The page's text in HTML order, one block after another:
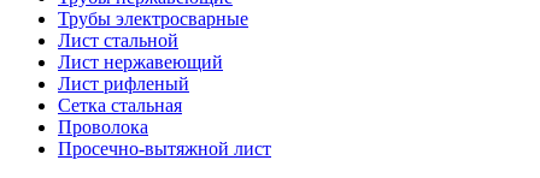
Трубы электросварные
Лист стальной
Лист нержавеющий
Лист рифленый
Сетка стальная
Проволока
Просечно-вытяжной лист